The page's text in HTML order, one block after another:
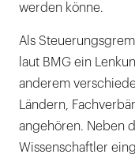
werden könne.
Als
laut BMG ein
anderem
Ländern,
angehören. Neben
Wissenschaftler